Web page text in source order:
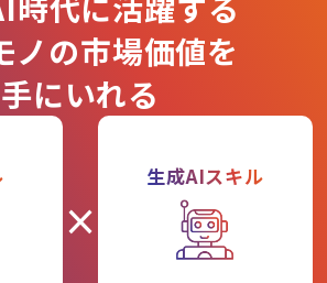
ノの市場価値を
手にいれる
×
生成AIスキル